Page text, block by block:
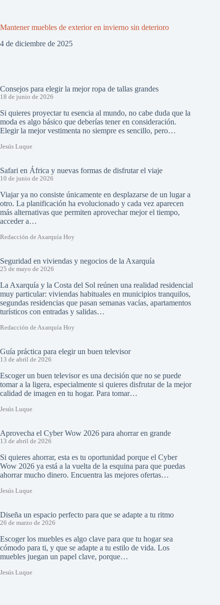
Mantener muebles de exterior en invierno sin deterioro
4 de diciembre de 2025
Consejos para elegir la mejor ropa de tallas grandes
18 de junio de 2026
Si quieres proyectar tu esencia al mundo, no cabe duda que la
moda es algo básico que deberías tener en consideración.
Elegir la mejor vestimenta no siempre es sencillo, pero…
Jesús Luque
Safari en África y nuevas formas de disfrutar el viaje
10 de junio de 2026
Viajar ya no consiste únicamente en desplazarse de un lugar a
otro. La planificación ha evolucionado y cada vez aparecen
más alternativas que permiten aprovechar mejor el tiempo,
acceder a…
Redacción de Axarquía Hoy
Seguridad en viviendas y negocios de la Axarquía
25 de mayo de 2026
La Axarquía y la Costa del Sol reúnen una realidad residencial
muy particular: viviendas habituales en municipios tranquilos,
segundas residencias que pasan semanas vacías, apartamentos
turísticos con entradas y salidas…
Redacción de Axarquía Hoy
Guía práctica para elegir un buen televisor
13 de abril de 2026
Escoger un buen televisor es una decisión que no se puede
tomar a la ligera, especialmente si quieres disfrutar de la mejor
calidad de imagen en tu hogar. Para tomar…
Jesús Luque
Aprovecha el Cyber Wow 2026 para ahorrar en grande
13 de abril de 2026
Si quieres ahorrar, esta es tu oportunidad porque el Cyber
Wow 2026 ya está a la vuelta de la esquina para que puedas
ahorrar mucho dinero. Encuentra las mejores ofertas…
Jesús Luque
Diseña un espacio perfecto para que se adapte a tu ritmo
26 de marzo de 2026
Escoger los muebles es algo clave para que tu hogar sea
cómodo para ti, y que se adapte a tu estilo de vida. Los
muebles juegan un papel clave, porque…
Jesús Luque